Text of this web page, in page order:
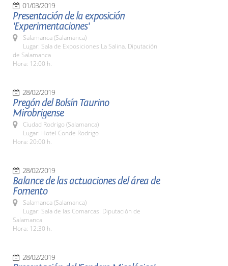
01/03/2019
Presentación de la exposición
'Experimentaciones'
Salamanca (Salamanca)
Lugar: Sala de Exposiciones La Salina. Diputación
de Salamanca
Hora: 12:00 h.
28/02/2019
Pregón del Bolsín Taurino
Mirobrigense
Ciudad Rodrigo (Salamanca)
Lugar: Hotel Conde Rodrigo
Hora: 20:00 h.
28/02/2019
Balance de las actuaciones del área de
Fomento
Salamanca (Salamanca)
Lugar: Sala de las Comarcas. Diputación de
Salamanca
Hora: 12:30 h.
28/02/2019